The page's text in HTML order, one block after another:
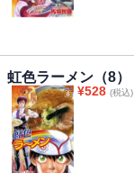
虹色ラーメン（8）
¥528 (税込)